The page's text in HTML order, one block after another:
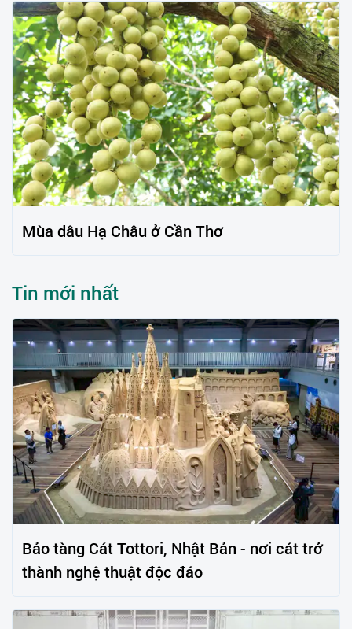
Mùa dâu Hạ Châu ở Cần Thơ
Tin mới nhất
Bảo tàng Cát Tottori, Nhật Bản - nơi cát trở
thành nghệ thuật độc đáo